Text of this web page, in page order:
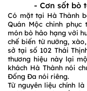
- Cơn sốt bò
Có mặt tại Hà Thành
Quán Mộc chinh phục
món bò hảo hạng với
chế biến từ nướng,
sở tại số 102 Thái
thương hiệu này lại
khách Hà Thành nói
Đống Đa nói riêng.
Từ nguyên liệu chính là